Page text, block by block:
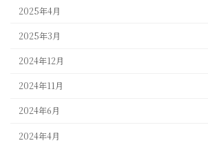
2025年4月
2025年3月
2024年12月
2024年11月
2024年6月
2024年4月